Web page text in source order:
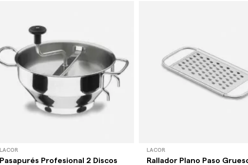
LACOR
Pasapurés Profesional 2 Discos
LACOR
Rallador Plano Paso